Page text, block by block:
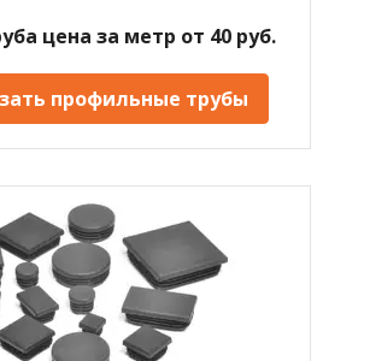
цена за метр от 40 руб.
профильные трубы